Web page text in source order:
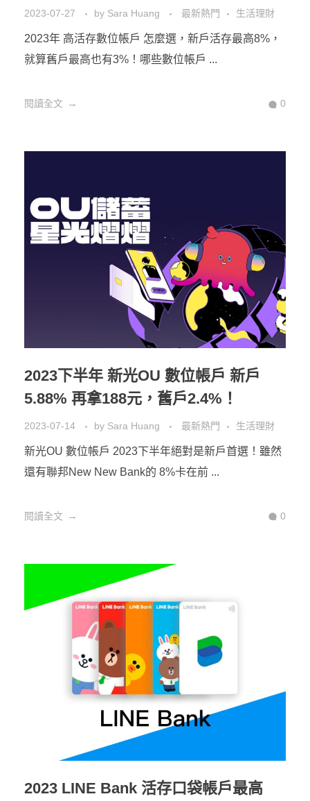
2023-07-27 by Sara Huang 最新熱門 生活理財
2023年 高活存數位帳戶 怎麼選，新戶活存最高8%，
就算舊戶最高也有3%！哪些數位帳戶 ...
閱讀全文 0
2023下半年 新光OU 數位帳戶 新戶
5.88% 再拿188元，舊戶2.4%！
2023-07-14 by Sara Huang 最新熱門 生活理財
新光OU 數位帳戶 2023下半年絕對是新戶首選！雖然
還有聯邦New New Bank的 8%卡在前 ...
閱讀全文 0
2023 LINE Bank 活存口袋帳戶最高